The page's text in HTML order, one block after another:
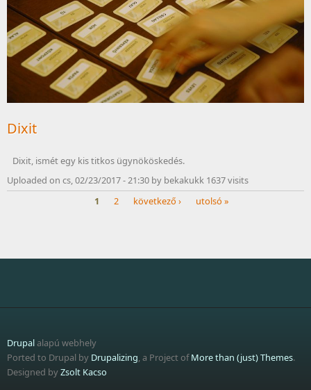
Dixit
Dixit, ismét egy kis titkos ügynököskedés.
Uploaded on cs, 02/23/2017 - 21:30 by bekakukk 1637 visits
1 2 következő › utolsó »
Drupalalapú webhely
Ported to Drupal by Drupalizing, a Project ofMore than (just) Themes.
Designed byZsolt Kacso